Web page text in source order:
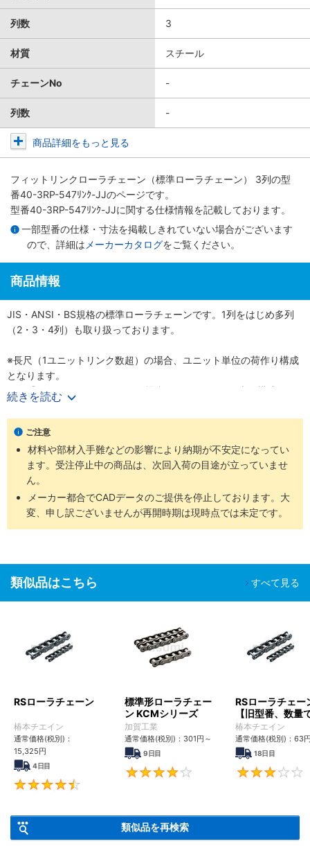
列数 3
材質 スチール
チェーンNo -
列数 -
商品詳細をもっと見る
フィットリンクローラチェーン（標準ローラチェーン） 3列の型
番40-3RP-547ﾘﾝｸ-JJのページです。
型番40-3RP-547ﾘﾝｸ-JJに関する仕様情報を記載しております。
一部型番の仕様・寸法を掲載しきれていない場合がございます
ので、詳細は メーカーカタログをご覧ください。
商品情報
JIS・ANSI・BS規格の標準ローラチェーンです。1列をはじめ多列
（2・3・4列）も取り扱っております。
※長尺（1ユニットリンク数超）の場合、ユニット単位の荷作り構成
となります。
例）『60-1RP-1600リンク』の場合、160リンク×10本の構成とな
ります。
続きを読む
ご注意
材料や部材入手難などの影響により納期が不安定になってい
ます。受注停止中の商品は、次回入荷の目途が立っていませ
ん。
メーカー都合でCADデータのご提供を停止しております。大
変、申し訳ございませんが再開時期は現時点では未定です。
類似品はこちら すべて見る
RSローラチェーン
椿本チエイン
通常価格(税別)：
15,325円
4日目
標準形ローラチェー
ン KCMシリーズ
加賀工業
通常価格(税別)： 301円 ～
9日目
4
RSローラチェー
【旧型番、数量
ンク数指定】
椿本チエイン
通常価格(税別)： 63
18日目
類似品を再検索